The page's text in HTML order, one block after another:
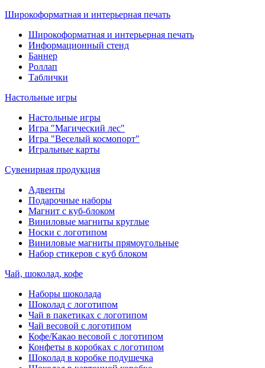
Широкоформатная и интерьерная печать
Широкоформатная и интерьерная печать
Информационный стенд
Баннер
Роллап
Таблички
Настольные игры
Настольные игры
Игра "Магический лес"
Игра "Веселый космопорт"
Игральные карты
Сувенирная продукция
Адвенты
Подарочные наборы
Магнит с куб-блоком
Виниловые магниты круглые
Носки с логотипом
Виниловые магниты прямоугольные
Набор стикеров с куб блоком
Чай, шоколад, кофе
Наборы шоколада
Шоколад с логотипом
Чай в пакетиках с логотипом
Чай весовой с логотипом
Кофе/Какао весовой с логотипом
Конфеты в коробках с логотипом
Шоколад в коробке подушечка